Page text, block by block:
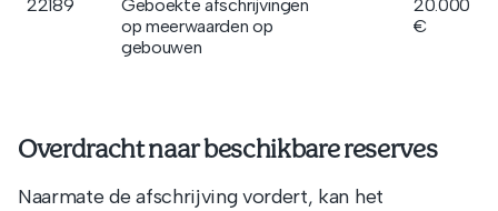
22189
Geboekte afschrijvingen
op meerwaarden op
gebouwen
20.000
€
Overdracht naar beschikbare reserves
Naarmate de afschrijving vordert, kan het